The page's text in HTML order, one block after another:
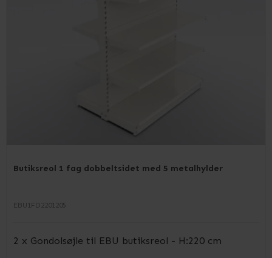
Butiksreol 1 fag dobbeltsidet med 5 metalhylder
EBU1FD2201205
2 x Gondolsøjle til EBU butiksreol - H:220 cm